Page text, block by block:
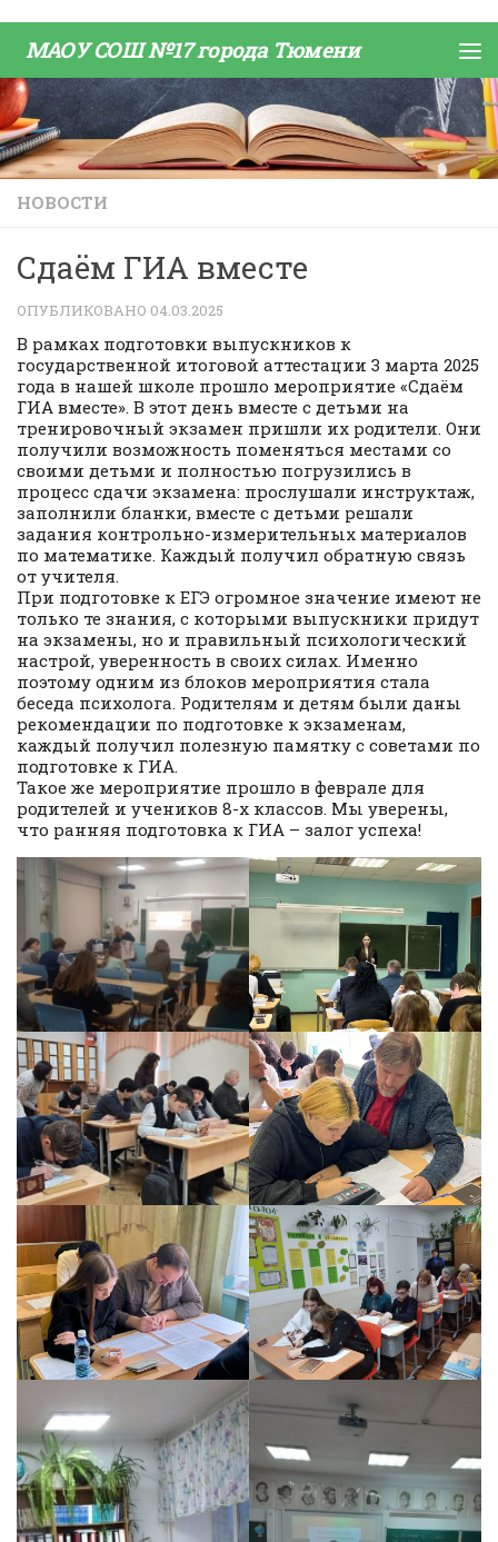
МАОУ СОШ №17 города Тюмени
НОВОСТИ
Сдаём ГИА вместе
ОПУБЛИКОВАНО 04.03.2025
В рамках подготовки выпускников к
государственной итоговой аттестации 3 марта 2025
года в нашей школе прошло мероприятие «Сдаём
ГИА вместе». В этот день вместе с детьми на
тренировочный экзамен пришли их родители. Они
получили возможность поменяться местами со
своими детьми и полностью погрузились в
процесс сдачи экзамена: прослушали инструктаж,
заполнили бланки, вместе с детьми решали
задания контрольно-измерительных материалов
по математике. Каждый получил обратную связь
от учителя.
При подготовке к ЕГЭ огромное значение имеют не
только те знания, с которыми выпускники придут
на экзамены, но и правильный психологический
настрой, уверенность в своих силах. Именно
поэтому одним из блоков мероприятия стала
беседа психолога. Родителям и детям были даны
рекомендации по подготовке к экзаменам,
каждый получил полезную памятку с советами по
подготовке к ГИА.
Такое же мероприятие прошло в феврале для
родителей и учеников 8-х классов. Мы уверены,
что ранняя подготовка к ГИА – залог успеха!